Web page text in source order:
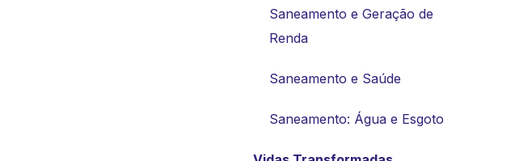
Saneamento e Geração de
Renda
Saneamento e Saúde
Saneamento: Água e Esgoto